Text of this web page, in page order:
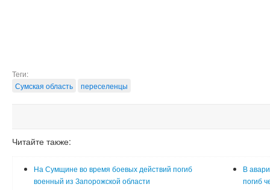
Теги:
Сумская область
переселенцы
Читайте также:
На Сумщине во время боевых действий погиб
военный из Запорожской области
В
погиб